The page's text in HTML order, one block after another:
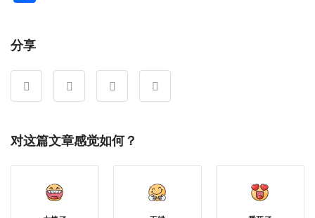
分享
对这篇文章感觉如何？